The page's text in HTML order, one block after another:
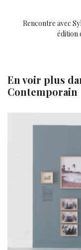
Rencontre avec
édition
En voir plus
Contemporain